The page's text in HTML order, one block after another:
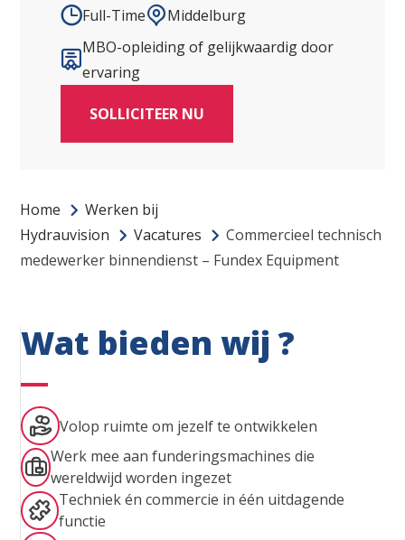
Full-Time
Middelburg
MBO-opleiding of gelijkwaardig door
ervaring
SOLLICITEER NU
Home
Werken bij
Hydrauvision
Vacatures
Commercieel technisch
medewerker binnendienst – Fundex Equipment
Wat bieden wij ?
Volop ruimte om jezelf te ontwikkelen
Werk mee aan funderingsmachines die
wereldwijd worden ingezet
Techniek én commercie in één uitdagende
functie